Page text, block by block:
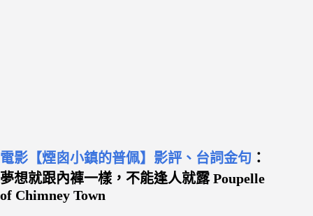
電影【煙囪小鎮的普佩】影評、台詞金句 ：
夢想就跟內褲一樣，不能逢人就露 Poupelle
of Chimney Town